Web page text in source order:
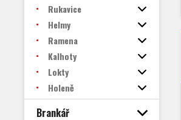
Rukavice
Helmy
Ramena
Kalhoty
Lokty
Holeně
Brankář